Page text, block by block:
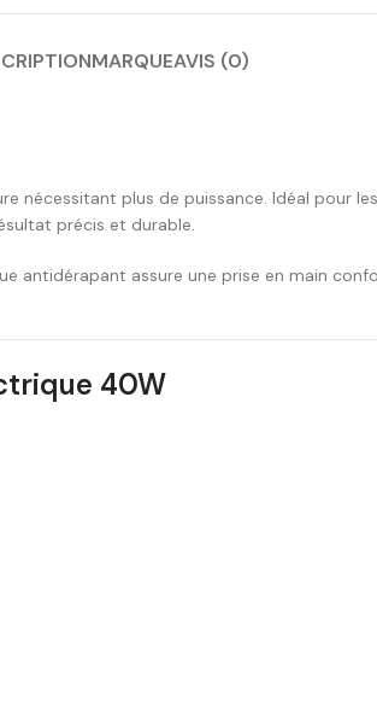
MARQUEAVIS (0)
nécessitant plus de puissance. Idéal pour
précis et durable.
antidérapant assure une prise en main
40W